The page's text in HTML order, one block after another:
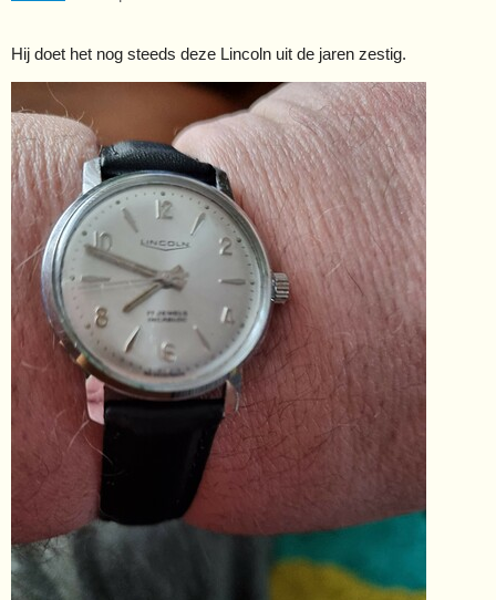
Hij doet het nog steeds deze Lincoln uit de jaren zestig.